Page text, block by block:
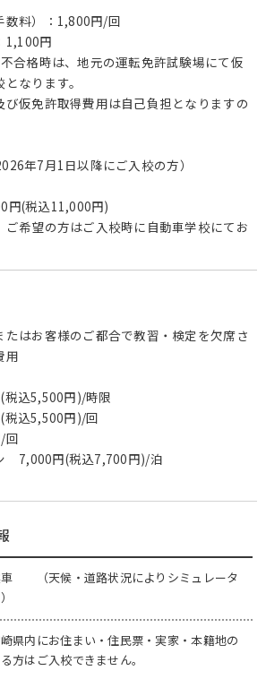
料）：1,800円/回
1,100円
合格時は、地元の運転免許試験場にて仮
なります。
び仮免許取得費用は自己負担となりますの
年7月1日以降にご入校の方）
円(税込11,000円)
希望の方はご入校時に自動車学校にてお
はお客様のご都合で教習・検定を欠席さ
用
込5,500円)/時限
込5,500円)/回
回
7,000円(税込7,700円)/泊
（天候・道路状況によりシミュレータ
県内にお住まい・住民票・実家・本籍地の
方はご入校できません。